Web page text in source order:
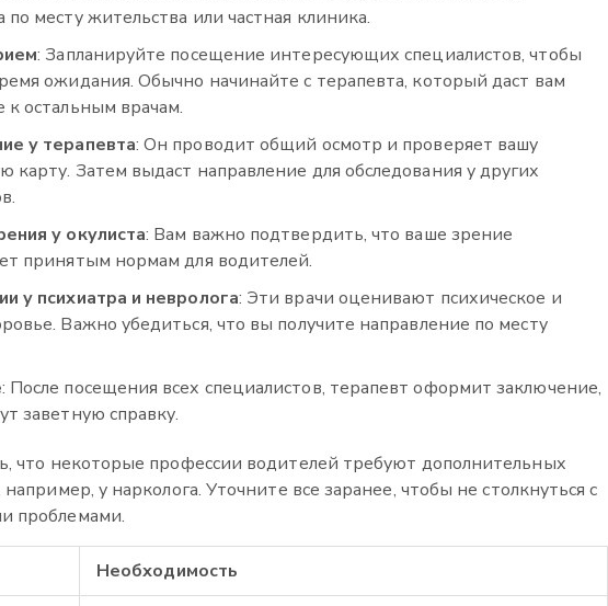
по месту жительства или частная клиника.
: Запланируйте посещение интересующих специалистов, чтобы
ожидания. Обычно начинайте с терапевта, который даст вам
к остальным врачам.
у терапевта: Он проводит общий осмотр и проверяет вашу
карту. Затем выдаст направление для обследования у других
у окулиста: Вам важно подтвердить, что ваше зрение
принятым нормам для водителей.
у психиатра и невролога: Эти врачи оценивают психическое и
Важно убедиться, что вы получите направление по месту
: После посещения всех специалистов, терапевт оформит заключение,
заветную справку.
что некоторые профессии водителей требуют дополнительных
у нарколога. Уточните все заранее, чтобы не столкнуться с
проблемами.
Необходимость